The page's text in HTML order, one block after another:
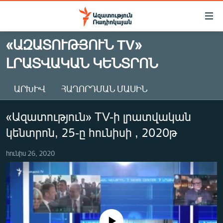
Մատչելիության
Անցնել
հիմնական
բովանդակությանը
հիմնական
ԱԶԱՏՈՒԹՅՈՒՆ TV
ՀԱՅԱՍՏԱՆ
ՔԱՂԱՔԱԿԱՆ
ԻՐԱՎՈՒՆՔ
ՀԱՍԱՐԱԿՈՒԹՅՈՒՆ
ՏՆՏԵՍՈՒԹՅՈՒՆ
ՂԱՐԱԲԱՂ
ՊԱՏԵՐԱԶՄԻ 6 ՇԱԲԱԹՆԵՐԸ
ՏԱՐԱԾԱՇՐՋԱՆ
«ԱԶԱՏՈՒԹՅՈՒՆ TV»
ԼՐԱՏՎԱԿԱՆ ԿԵՆՏՐՈՆ
ԱՐԽԻՎ ՀԱՂՈՐԴՄԱՆ ՄԱՍԻՆ
«Ազատություն» TV-ի լրատվական
կենտրոն, 25-ը հունիսի , 2020թ
հունիս 26, 2020